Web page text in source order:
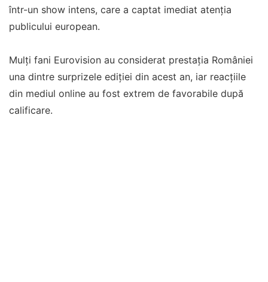
într-un show intens, care a captat imediat atenția
publicului european.
Mulți fani Eurovision au considerat prestația României
una dintre surprizele ediției din acest an, iar reacțiile
din mediul online au fost extrem de favorabile după
calificare.